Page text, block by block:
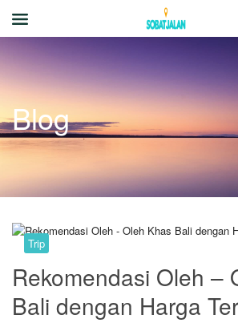
Blog
Trip
Rekomendasi Oleh –
Bali dengan Harga